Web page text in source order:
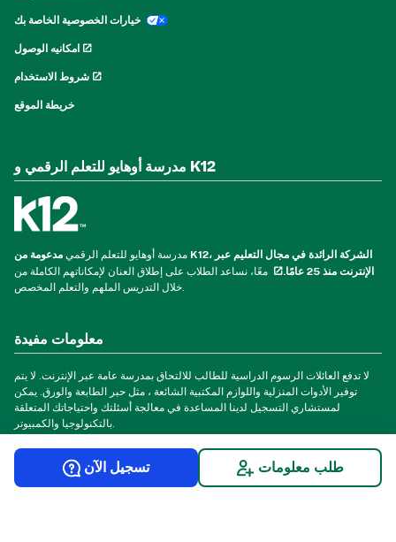
خيارات الخصوصية الخاصة بك
امكانيه الوصول
شروط الاستخدام
خريطة الموقع
مدرسة أوهايو للتعلم الرقمي و K12
مدرسة أوهايو للتعلم الرقمي مدعومة من K12، الشركة الرائدة في مجال التعليم عبر
الإنترنت منذ 25 عامًا.
معًا، نساعد الطلاب على إطلاق العنان لإمكاناتهم الكاملة من
خلال التدريس الملهم والتعلم المخصص.
معلومات مفيدة
لا تدفع العائلات الرسوم الدراسية للطالب للالتحاق بمدرسة عامة عبر الإنترنت. لا يتم
توفير الأدوات المنزلية واللوازم المكتبية الشائعة ، مثل حبر الطابعة والورق. يمكن
لمستشاري التسجيل لدينا المساعدة في معالجة أسئلتك واحتياجاتك المتعلقة
بالتكنولوجيا والكمبيوتر.
تسجيل الآن طلب معلومات